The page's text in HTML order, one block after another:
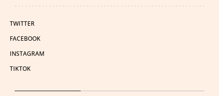
TWITTER
FACEBOOK
INSTAGRAM
TIKTOK